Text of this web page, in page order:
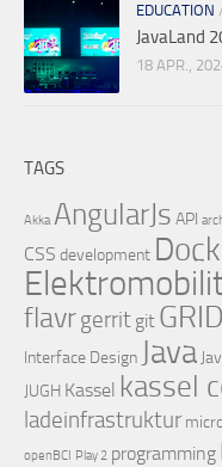
EDUCATION
JavaLand
18 APR.,
TAGS
Akka AngularJs API
CSS development
flavrgerrit git
Interface Design Java
JUGH Kassel kassel
ladeinfrastruktur
openBCI Play 2 programming